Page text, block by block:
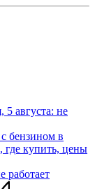
5 августа: не
бензином в
где купить, цены
работает